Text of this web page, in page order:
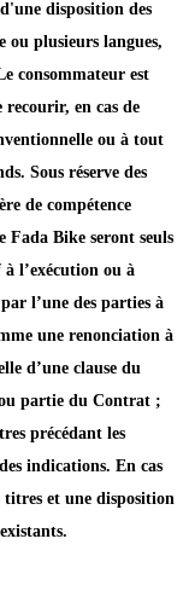
disposition des
ou plusieurs langues,
consommateur est
en cas de
ou à tout
Sous réserve des
de compétence
Bike seront seuls
l’exécution ou à
l’une des parties à
une renonciation à
d’une clause du
partie du Contrat ;
précédant les
indications. En cas
et une disposition